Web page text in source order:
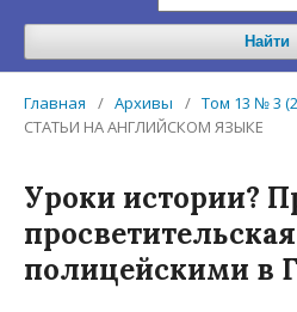
Найти
Главная / Архивы / Том 13 № 3
СТАТЬИ НА АНГЛИЙСКОМ ЯЗЫКЕ
Уроки истории?
полицейскими в